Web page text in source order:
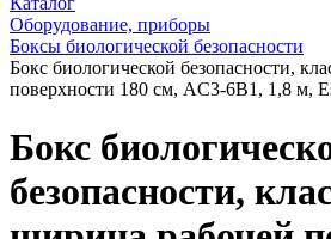
Оборудование, приборы
Боксы биологической безопасности
Бокс биологической безопасности,
поверхности 180 см, AC3-6B1, 1,8 м,
Бокс
безопасности,